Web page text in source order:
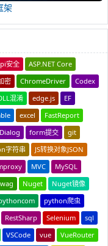
架
安全
ASP.NET Core
密 ChromeDriver
Codex
混淆 edge.js
EF
excel
FastReport
form提交
git
字符串
JS转换对象JSON
MVC
MySQL
Nuget
Nuget镜像
python爬虫
RestSharp Selenium
sql
VSCode vue
VueRouter